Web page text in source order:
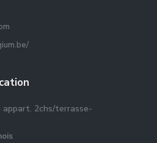
appart. 2chs/terrasse-